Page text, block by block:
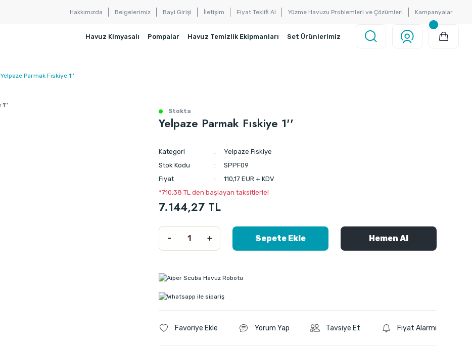
Hakkımızda Belgelerimiz Bayi Girişi İletişim Fiyat Teklifi Al Yüzme Havuzu Problemleri ve Çözümleri Kampanyalar
Havuz Kimyasalı Pompalar Havuz Temizlik Ekipmanları Set Ürünlerimiz
Yelpaze Parmak Fıskiye 1''
Stokta
Yelpaze Parmak Fıskiye 1''
Kategori
Yelpaze Fıskiye
Stok Kodu
SPPF09
Fiyat
110,17 EUR + KDV
*710,38 TL den başlayan taksitlerle!
7.144,27 TL
Sepete Ekle Hemen Al
Yorum Yap Tavsiye Et Fiyat Alarmı